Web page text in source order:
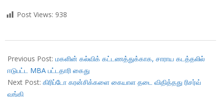
Post Views: 938
04-
06
Previous Post: மகளின் கல்விக் கட்டணத்துக்காக, சாராய கடத்தலில்
ஈடுபட்ட MBA பட்டதாரி கைது
Next Post: கிரிப்டோ கரன்சிக்களை கையாள தடை விதித்தது ரிசர்வ்
வங்கி